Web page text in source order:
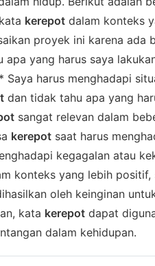
kerepot dalam konteks
proyek ini karena ada
apa yang harus saya
Saya harus menghadapi
dan tidak tahu apa yang
sangat relevan dalam
kerepot saat harus
kegagalan atau
konteks yang lebih
oleh keinginan
kata kerepot dapat
dalam kehidupan.